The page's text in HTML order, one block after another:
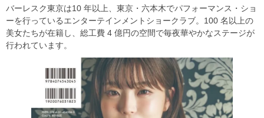
バーレスク東京は10 年以上、東京・六本木でパフォーマンス・ショ
ーを行っているエンターテインメントショークラブ。100 名以上の
美女たちが在籍し、総工費 4 億円の空間で毎夜華やかなステージが
行われています。